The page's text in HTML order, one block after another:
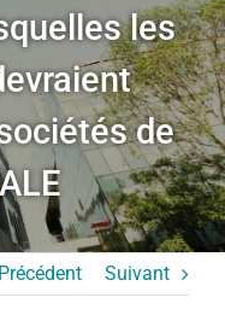
les
de
Précédent Suivant